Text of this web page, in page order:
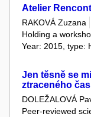
Atelier
RAKOVÁ Zuzana
Holding a
Year: 2015, type:
Jen těsně se
ztraceného
DOLEŽALOVÁ
Peer-reviewed